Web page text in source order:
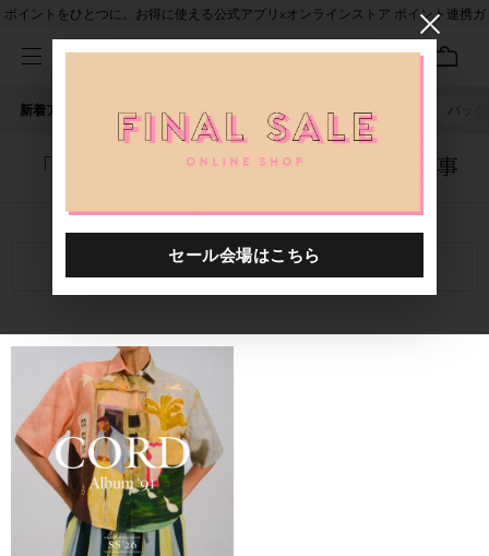
ポイントをひとつに。お得に使える公式アプリ×オンラインストア ポイント連携ガ
新着アイテム 人気ワード セール 40th限定 バッグ
「1055101.2610002.0002」に関する記事
関連キーワード